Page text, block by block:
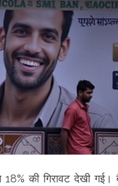
18% की गिरावट देखी